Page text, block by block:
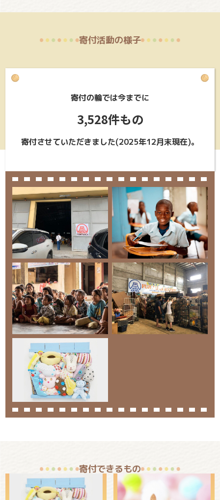
寄付活動の様子
寄付の輪では今までに
3,528件もの
寄付させていただきました(2025年12月末現在)。
寄付できるもの